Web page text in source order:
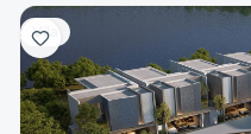
Vila